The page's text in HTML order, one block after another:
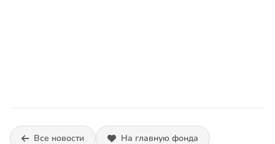
Все новости На главную фонда